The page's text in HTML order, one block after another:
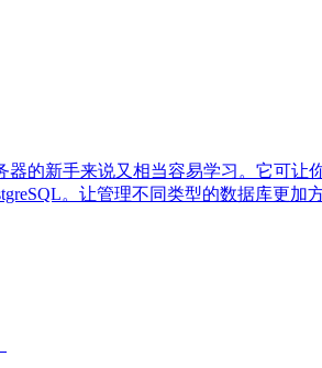
器的新手来说又相当容易学习。它可让
。让管理不同类型的数据库更加方